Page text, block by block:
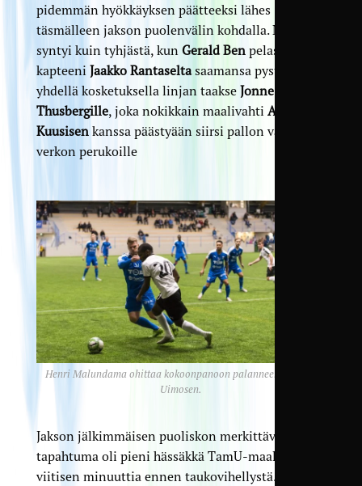
pidemmän hyökkäyksen päätteeksi lähes
täsmälleen jakson puolenvälin kohdalla. Maali
syntyi kuin tyhjästä, kun Gerald Ben pelasi
kapteeni Jaakko Rantaseltasaamansa pystysyötön
yhdellä kosketuksella linjan taakse Jonne
Thusbergille, joka nokikkain maalivahti Antti
Kuusisenkanssa päästyään siirsi pallon varmasti
verkon perukoille
Henri Malundama ohittaa kokoonpanoon palanneen Valtteri
Uimosen.
Jakson jälkimmäisen puoliskon merkittävin
tapahtuma oli pieni hässäkkä TamU-maalilla
viitisen minuuttia ennen taukovihellystä. Jonni